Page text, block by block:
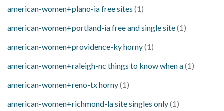
american-women+plano-ia free sites (1)
american-women+portland-ia free and single site(1)
american-women+providence-ky horny(1)
american-women+raleigh-nc things to know when a(1)
american-women+reno-tx horny(1)
american-women+richmond-la site singles only(1)